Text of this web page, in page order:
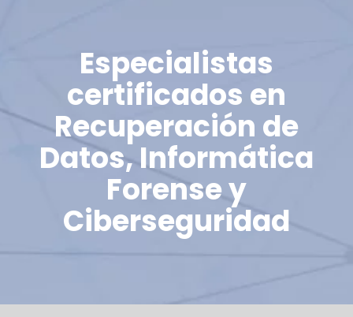
Especialistas
certificados en
Recuperación de
Datos, Informática
Forense y
Ciberseguridad